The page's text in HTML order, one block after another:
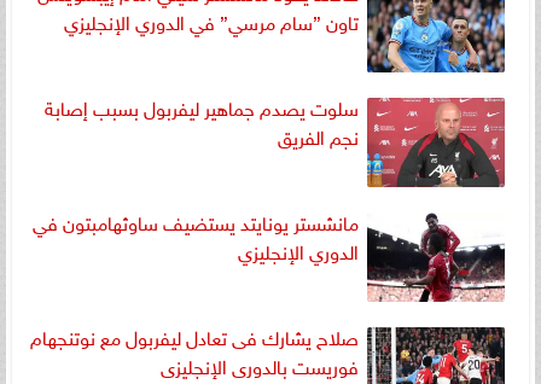
تاون ”سام مرسي” في الدوري الإنجليزي
سلوت يصدم جماهير ليفربول بسبب إصابة
نجم الفريق
مانشستر يونايتد يستضيف ساوثهامبتون في
الدوري الإنجليزي
صلاح يشارك فى تعادل ليفربول مع نوتنجهام
فوريست بالدورى الإنجليزى